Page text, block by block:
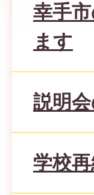
幸手
ます
説明
学校